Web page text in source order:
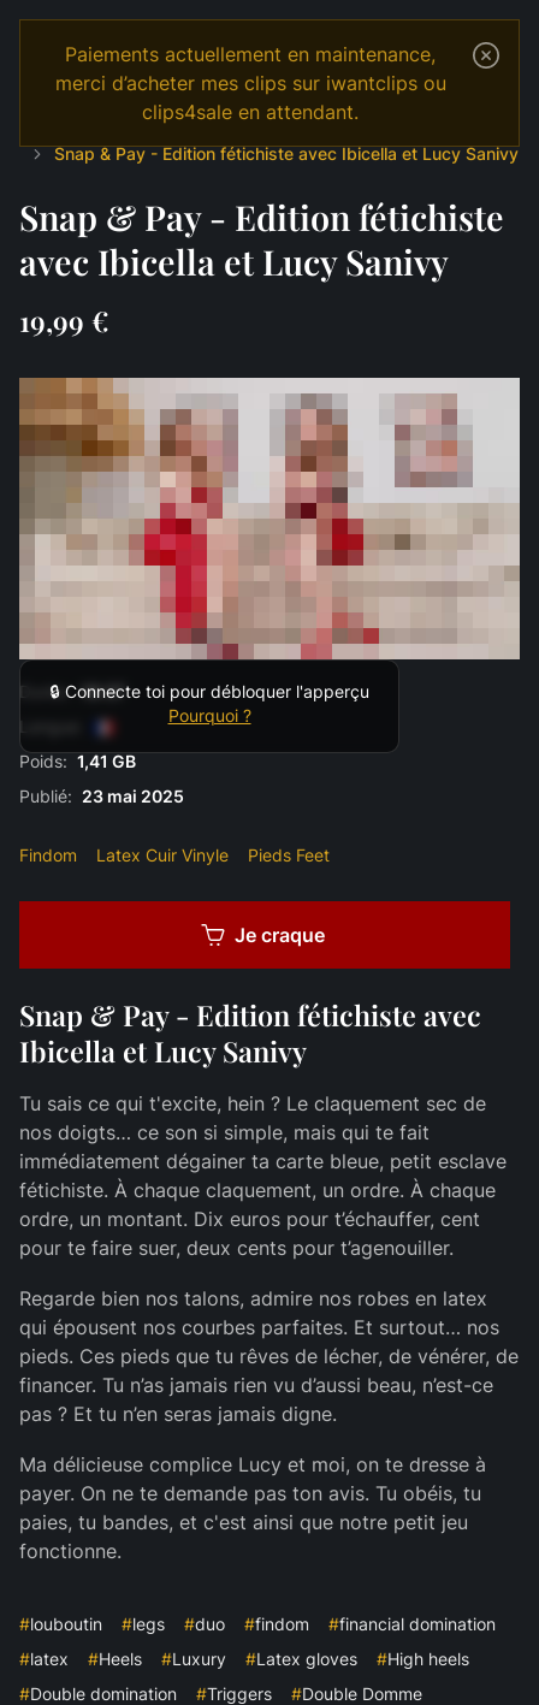
Paiements actuellement en maintenance,
merci d’acheter mes clips sur iwantclips ou
clips4sale en attendant.
Snap & Pay - Edition fétichiste avec Ibicella et Lucy Sanivy
Snap & Pay - Edition fétichiste
avec Ibicella et Lucy Sanivy
19,99 €
🔒 Connecte toi pour débloquer l'apperçu
Pourquoi ?
Durée: 18:37
Langue:
Poids: 1,41 GB
Publié: 23 mai 2025
Findom Latex Cuir Vinyle Pieds Feet
Je craque
Snap & Pay - Edition fétichiste avec
Ibicella et Lucy Sanivy
Tu sais ce qui t'excite, hein ? Le claquement sec de
nos doigts… ce son si simple, mais qui te fait
immédiatement dégainer ta carte bleue, petit esclave
fétichiste. À chaque claquement, un ordre. À chaque
ordre, un montant. Dix euros pour t’échauffer, cent
pour te faire suer, deux cents pour t’agenouiller.
Regarde bien nos talons, admire nos robes en latex
qui épousent nos courbes parfaites. Et surtout… nos
pieds. Ces pieds que tu rêves de lécher, de vénérer, de
financer. Tu n’as jamais rien vu d’aussi beau, n’est-ce
pas ? Et tu n’en seras jamais digne.
Ma délicieuse complice Lucy et moi, on te dresse à
payer. On ne te demande pas ton avis. Tu obéis, tu
paies, tu bandes, et c'est ainsi que notre petit jeu
fonctionne.
#louboutin #legs #duo #findom #financial domination
#latex #Heels #Luxury #Latex gloves #High heels
#Double domination #Triggers #Double Domme